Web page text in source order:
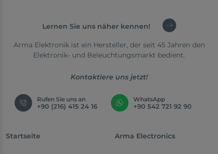
Lernen Sie uns näher kennen!
Arma Elektronik ist ein Hersteller, der seit 45 Jahren den
Elektronik- und Beleuchtungsmarkt bedient.
Kontaktiere uns jetzt!
Rufen Sie uns an
+90 (216) 415 24 16
WhatsApp
+90 542 721 92 90
Startseite Arma Electronics